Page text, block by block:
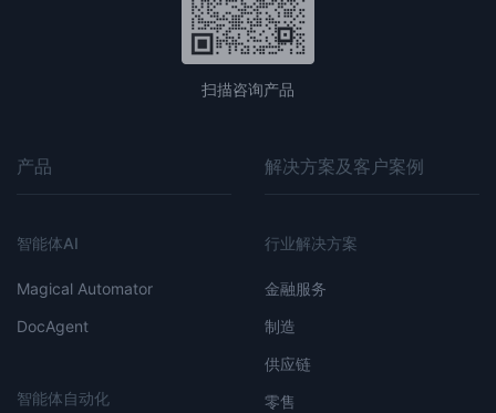
扫描咨询产品
产品
智能体AI
Magical Automator
DocAgent
智能体自动化
解决方案及客户案例
行业解决方案
金融服务
制造
供应链
零售